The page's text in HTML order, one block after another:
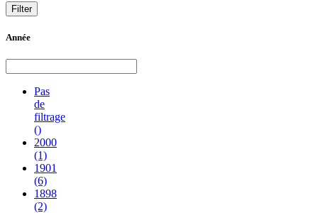
Année
Pas
de
filtrage
()
2000
(1)
1901
(6)
1898
(2)